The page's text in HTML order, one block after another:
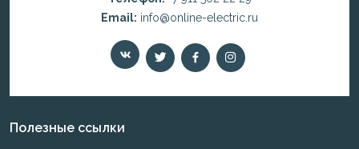
Email: info@online-electric.ru
Полезные ссылки